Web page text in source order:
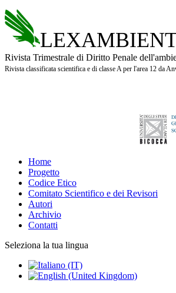
Rivista Trimestrale di Diritto Penale
Rivista classificata scientifica e di classe A per l'area 12 da
Home
Progetto
Codice Etico
Comitato Scientifico e dei Revisori
Autori
Archivio
Contatti
Seleziona la tua lingua